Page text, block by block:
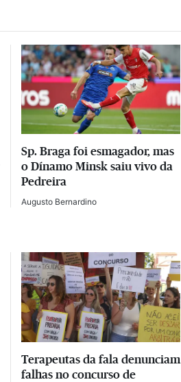
Sp. Braga foi esmagador, mas
o Dínamo Minsk saiu vivo da
Pedreira
Augusto Bernardino
Terapeutas da fala denunciam
falhas no concurso de